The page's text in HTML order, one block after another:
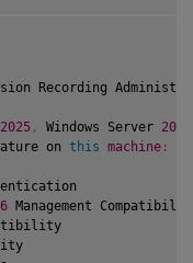
Recording
2025 , Windows Server 2022
on
this machine :
6 Management